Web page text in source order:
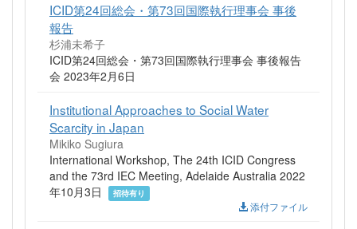
ICID第24回総会・第73回国際執行理事会 事後
報告
杉浦未希子
ICID第24回総会・第73回国際執行理事会 事後報告
会 2023年2月6日
Institutional Approaches to Social Water
Scarcity in Japan
Mikiko Sugiura
International Workshop, The 24th ICID Congress
and the 73rd IEC Meeting, Adelaide Australia 2022
年10月3日
招待有り
添付ファイル